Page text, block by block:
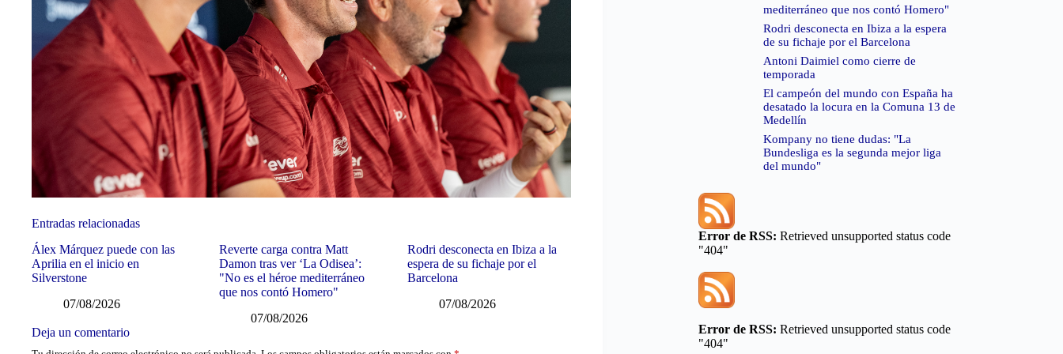
Entradas relacionadas
Álex Márquez puede con las
Aprilia en el inicio en
Silverstone
07/08/2026
Reverte carga contra Matt
Damon tras ver ‘La Odisea’:
"No es el héroe mediterráneo
que nos contó Homero"
07/08/2026
Rodri desconecta en Ibiza a la
espera de su fichaje por el
Barcelona
07/08/2026
Deja un comentario
mediterráneo que nos contó Homero"
Rodri desconecta en Ibiza a la espera
de su fichaje por el Barcelona
Antoni Daimiel como cierre de
temporada
El campeón del mundo con España ha
desatado la locura en la Comuna 13 de
Medellín
Kompany no tiene dudas: "La
Bundesliga es la segunda mejor liga
del mundo"
Error de RSS: Retrieved unsupported status code
"404"
Error de RSS: Retrieved unsupported status code
"404"